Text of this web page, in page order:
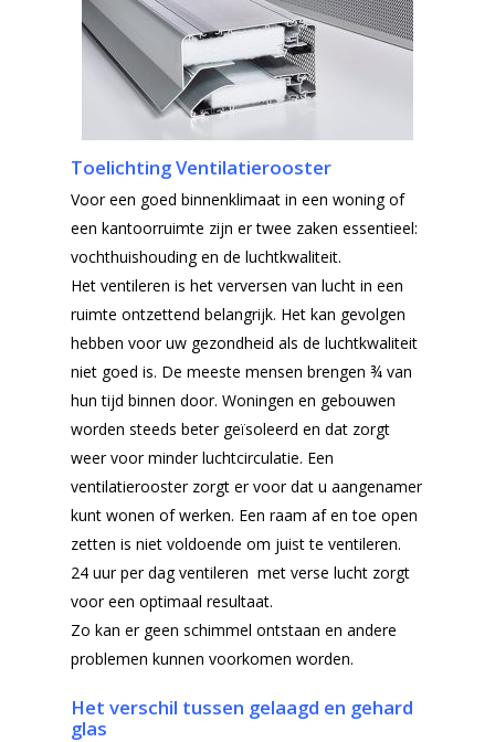
Toelichting Ventilatierooster
Voor een goed binnenklimaat in een woning of
een kantoorruimte zijn er twee zaken essentieel:
vochthuishouding en de luchtkwaliteit.
Het ventileren is het verversen van lucht in een
ruimte ontzettend belangrijk. Het kan gevolgen
hebben voor uw gezondheid als de luchtkwaliteit
niet goed is. De meeste mensen brengen ¾ van
hun tijd binnen door. Woningen en gebouwen
worden steeds beter geïsoleerd en dat zorgt
weer voor minder luchtcirculatie. Een
ventilatierooster zorgt er voor dat u aangenamer
kunt wonen of werken. Een raam af en toe open
zetten is niet voldoende om juist te ventileren.
24 uur per dag ventileren met verse lucht zorgt
voor een optimaal resultaat.
Zo kan er geen schimmel ontstaan en andere
problemen kunnen voorkomen worden.
Het verschil tussen gelaagd en gehard
glas
Home
Producten
Dubbelglas
Ventilatieroosters
Gelaagd glas
Gehard glas
Enkelglas
Glas in lood
Offerteformulier
Subsidie glas
Projecten
Algemene